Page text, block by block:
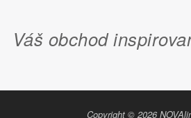
Váš obchod
Copyright © 2026